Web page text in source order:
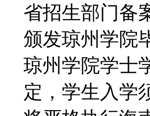
省招生部门
颁发琼州学院
琼州学院学
定，学生入学